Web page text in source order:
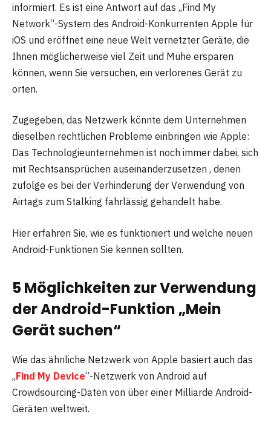
informiert. Es ist eine Antwort auf das „Find My
Network“-System des Android-Konkurrenten Apple für
iOS und eröffnet eine neue Welt vernetzter Geräte, die
Ihnen möglicherweise viel Zeit und Mühe ersparen
können, wenn Sie versuchen, ein verlorenes Gerät zu
orten.
Zugegeben, das Netzwerk könnte dem Unternehmen
dieselben rechtlichen Probleme einbringen wie Apple:
Das Technologieunternehmen ist noch immer dabei, sich
mit Rechtsansprüchen auseinanderzusetzen , denen
zufolge es bei der Verhinderung der Verwendung von
Airtags zum Stalking fahrlässig gehandelt habe.
Hier erfahren Sie, wie es funktioniert und welche neuen
Android-Funktionen Sie kennen sollten.
5 Möglichkeiten zur Verwendung
der Android-Funktion „Mein
Gerät suchen“
Wie das ähnliche Netzwerk von Apple basiert auch das
„Find My Device“-Netzwerk von Android auf
Crowdsourcing-Daten von über einer Milliarde Android-
Geräten weltweit.